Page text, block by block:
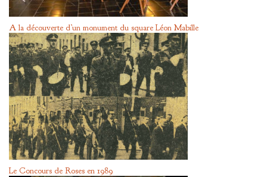
A la découverte d’un monument du square Léon Mabille
Le Concours de Roses en 1989